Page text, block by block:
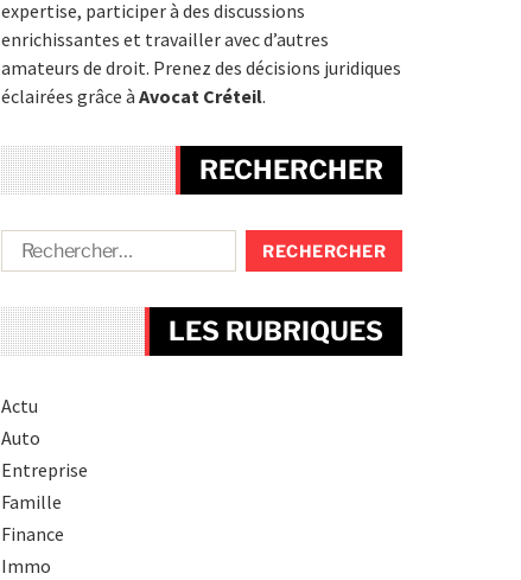
expertise, participer à des discussions
enrichissantes et travailler avec d’autres
amateurs de droit. Prenez des décisions juridiques
éclairées grâce à Avocat Créteil.
RECHERCHER
LES RUBRIQUES
Actu
Auto
Entreprise
Famille
Finance
Immo